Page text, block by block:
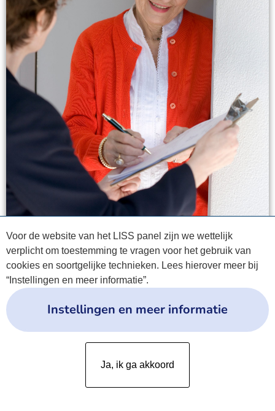
Voor de website van het LISS panel zijn we wettelijk
verplicht om toestemming te vragen voor het gebruik van
cookies en soortgelijke technieken. Lees hierover meer bij
“Instellingen en meer informatie”.
Instellingen en meer informatie
Ja, ik ga akkoord
Privacyverklaring
Cookies